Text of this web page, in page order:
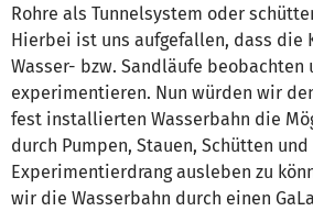
Rohre als Tunnelsystem oder
Hierbei ist uns aufgefallen, dass die
Wasser- bzw. Sandläufe beobachten
experimentieren. Nun würden wir
fest installierten Wasserbahn die
durch Pumpen, Stauen, Schütten
Experimentierdrang ausleben zu
wir die Wasserbahn durch einen